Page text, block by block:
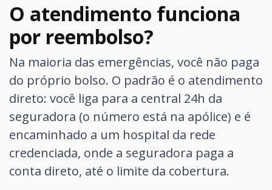
O atendimento funciona
por reembolso?
Na maioria das emergências, você não paga
do próprio bolso. O padrão é o atendimento
direto: você liga para a central 24h da
seguradora (o número está na apólice) e é
encaminhado a um hospital da rede
credenciada, onde a seguradora paga a
conta direto, até o limite da cobertura.